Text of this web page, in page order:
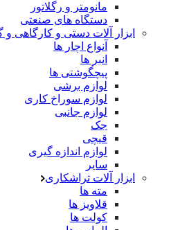
مانومتر و رگلاتور
دستگاه های صنعتی
ابزار آلات دستی و کارگاهی و
آنواع اچار ها
انبر ها
پیچگوشتی ها
لوازم برشی
لوازم سوراخ کاری
لوازم جانبی
جک
قیچی
لوازم اندازه گیری
سایر
ابزار آلات تراشکاری
مته ها
قلاویز ها
کولت ها